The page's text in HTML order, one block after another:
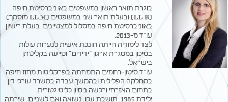
בוגרת תואר ראשון במשפטים באוניברסיטת חיפה
(LL.B) ובעלת תואר שני במשפטים (LL.M מוסמך)
באוניברסיטת חיפה במסלול למצטיינים. בעלת רישיון
עו"ד מ-2013.
לצד לימודיה הייתה חונכת אישית לנערות עולות
בסיכון במסגרת ארגון "ידידים" וסייעה בקליטתן
בישראל.
עו"ד סיטון-רחמים התמחתה בפרקליטות מחוז חיפה
במחלקה הפלילית ובהמשך עבדה במשרד עורכי דין
בתחום האזרחי ורכשה ניסיון כליטיגטורית.
ילידת 1985, תושבת עכו, נשואה ואם לשניים, שירתה